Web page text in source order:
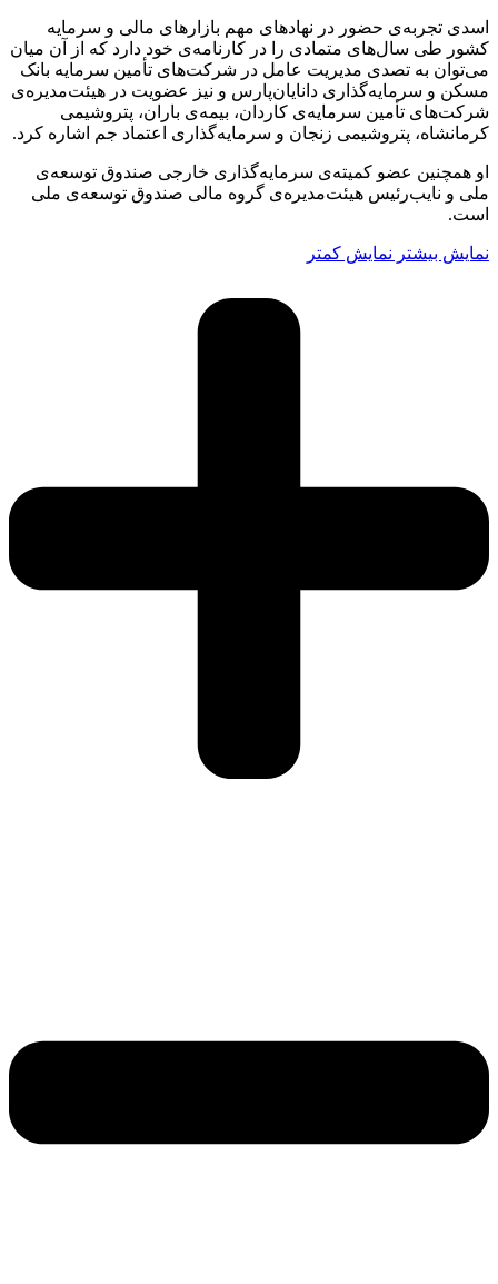
اسدی تجربه‌ی حضور در نهادهای مهم بازارهای مالی و سرمایه
کشور طی سال‌های متمادی را در کارنامه‌ی خود دارد که از آن میان
می‌توان به تصدی مدیریت عامل در شرکت‌های تأمین سرمایه بانک
مسکن و سرمایه‌گذاری دانایان‌پارس و نیز عضویت در هیئت‌مدیره‌ی
شرکت‌های تأمین سرمایه‌ی کاردان، بیمه‌ی باران، پتروشیمی
کرمانشاه، پتروشیمی زنجان و سرمایه‌گذاری اعتماد جم اشاره کرد.
او همچنین عضو کمیته‌ی سرمایه‌گذاری خارجی صندوق توسعه‌ی
ملی و نایب‌رئیس هیئت‌مدیره‌ی گروه مالی صندوق توسعه‌ی ملی
است.
نمایش بیشتر نمایش کمتر